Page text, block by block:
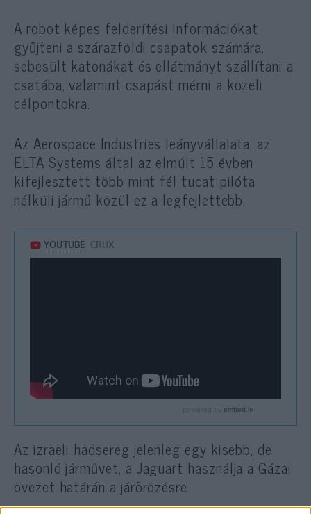
A robot képes felderítési információkat
gyűjteni a szárazföldi csapatok számára,
sebesült katonákat és ellátmányt szállítani a
csatába, valamint csapást mérni a közeli
célpontokra.
Az Aerospace Industries leányvállalata, az
ELTA Systems által az elmúlt 15 évben
kifejlesztett több mint fél tucat pilóta
nélküli jármű közül ez a legfejlettebb.
Az izraeli hadsereg jelenleg egy kisebb, de
hasonló járművet, a Jaguart használja a Gázai
övezet határán a járőrözésre.